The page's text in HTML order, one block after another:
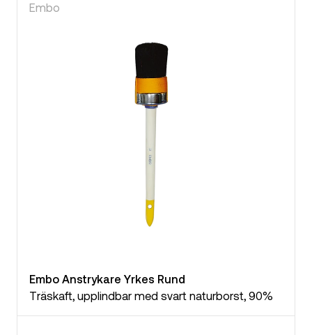
Embo
Embo Anstrykare Yrkes Rund
Träskaft, upplindbar med svart naturborst, 90%